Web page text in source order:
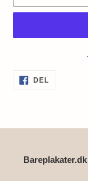
Lægger
produkt
DEL
PÅ
Bareplakater.dk